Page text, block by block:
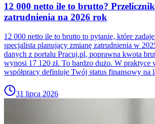
12 000 netto ile to brutto?
zatrudnienia na 2026 rok
12 000 netto ile to brutto to pytanie, które
specjalista planujący zmianę zatrudnienia w
danych z portalu Pracuj.pl, poprawna kwota
wynosi 17 120 zł. To bardzo dużo. W praktyce
współpracy definiuje Twój status finansowy na
31 lipca 2026